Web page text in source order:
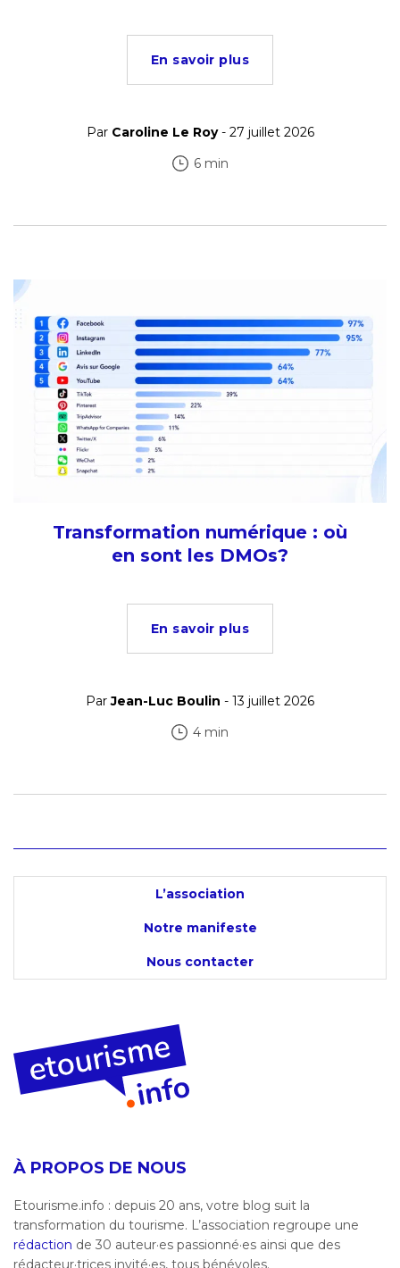
En savoir plus
Par Caroline Le Roy- 27 juillet 2026
6 min
Transformation numérique : où
en sont les DMOs?
En savoir plus
ParJean-Luc Boulin - 13 juillet 2026
4 min
L’association
Notre manifeste
Nous contacter
À PROPOS DE NOUS
Etourisme.info : depuis 20 ans, votre blog suit la
transformation du tourisme. L’association regroupe une
rédaction de 30 auteur·es passionné·es ainsi que des
rédacteur·trices invité·es, tous bénévoles.